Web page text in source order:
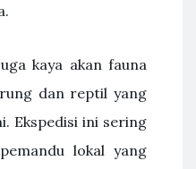
kaya akan fauna
dan reptil yang
Ekspedisi ini sering
lokal yang